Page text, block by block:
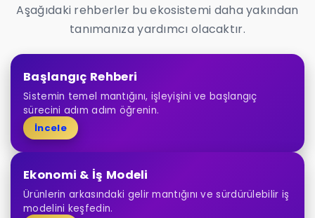
Aşağıdaki rehberler bu ekosistemi daha yakından
tanımanıza yardımcı olacaktır.
Başlangıç Rehberi
Sistemin temel mantığını, işleyişini ve başlangıç
sürecini adım adım öğrenin.
İncele
Ekonomi & İş Modeli
Ürünlerin arkasındaki gelir mantığını ve sürdürülebilir iş
modelini keşfedin.